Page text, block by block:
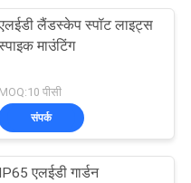
लैंडस्केप स्पॉट लाइट्स
माउंटिंग
MOQ:10 पीसी
संपर्क
IP65 एलईडी गार्डन